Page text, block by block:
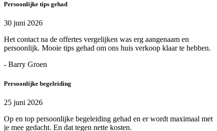
Persoonlijke tips gehad
30 juni 2026
Het contact na de offertes vergelijken was erg aangenaam en
persoonlijk. Mooie tips gehad om ons huis verkoop klaar te hebben.
- Barry Groen
Persoonlijke begeleiding
25 juni 2026
Op en top persoonlijke begeleiding gehad en er wordt maximaal met
je mee gedacht. En dat tegen nette kosten.